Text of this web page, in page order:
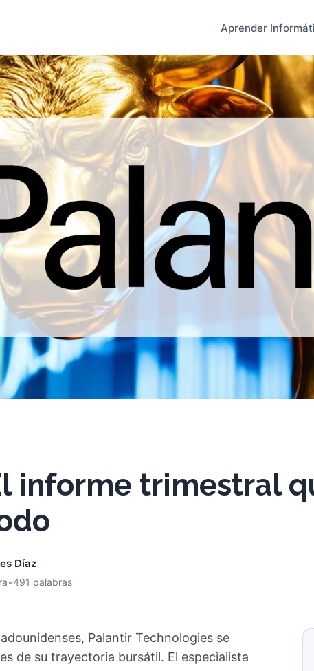
Aprender
informe trimestral
Díaz
•491 palabras
Palantir Technologies se
de su trayectoria bursátil. El especialista